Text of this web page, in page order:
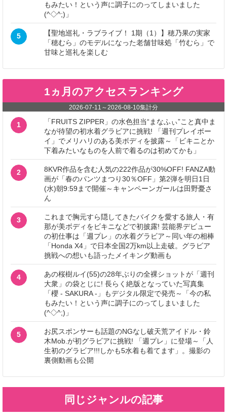
もみたい！という声に調子にのってしまいました
(^◇^;)」
5
【聖地巡礼・ラブライブ！ 1期（1）】穂乃果の実家
「穂むら」のモデルになった老舗甘味処「竹むら」で
甘味と巡礼を楽しむ
1ヵ月のアクセスランキング
2026-07-11 ～2026-08-10集計分
1
「FRUITS ZIPPER」の水色担当“まなふぃ”こと真中ま
なが待望の初水着グラビアに挑戦! 「週刊プレイボー
イ」でメリハリのある美ボディを披露～「ビキニとか
下着みたいなものを人前で着るのは初めてかも」
2
8KVR作品を含む人気の222作品が30%OFF! FANZA動
画が「春のパンツまつり30％OFF」第2弾を明日1日
(水)朝9:59まで開催～キャンペーンガールは田野憂さ
ん
3
これまで胸元すら隠してきたバイクを愛する旅人・有
那が美ボディをビキニなどで初披露! 芸能界デビュー
の初仕事は「週プレ」の水着グラビア～同い年の相棒
「Honda X4」で日本全国2万km以上走破。グラビア
挑戦への想いも語ったメイキング動画も
4
あの桜樹ルイ(55)の28年ぶりの全裸ショットが「週刊
大衆」の袋とじに! 長らく絶版となっていた写真集
「櫻 - SAKURA -」もデジタル限定で発売～「今の私
もみたい！という声に調子にのってしまいました
(^◇^;)」
5
お尻スポンサーも話題のNGなし破天荒アイドル・鈴
木Mob.が初グラビアに挑戦! 「週プレ」に登場～「人
生初のグラビア!!!しかも5水着も着てます」。撮影の
裏側動画も公開
同じジャンルの記事